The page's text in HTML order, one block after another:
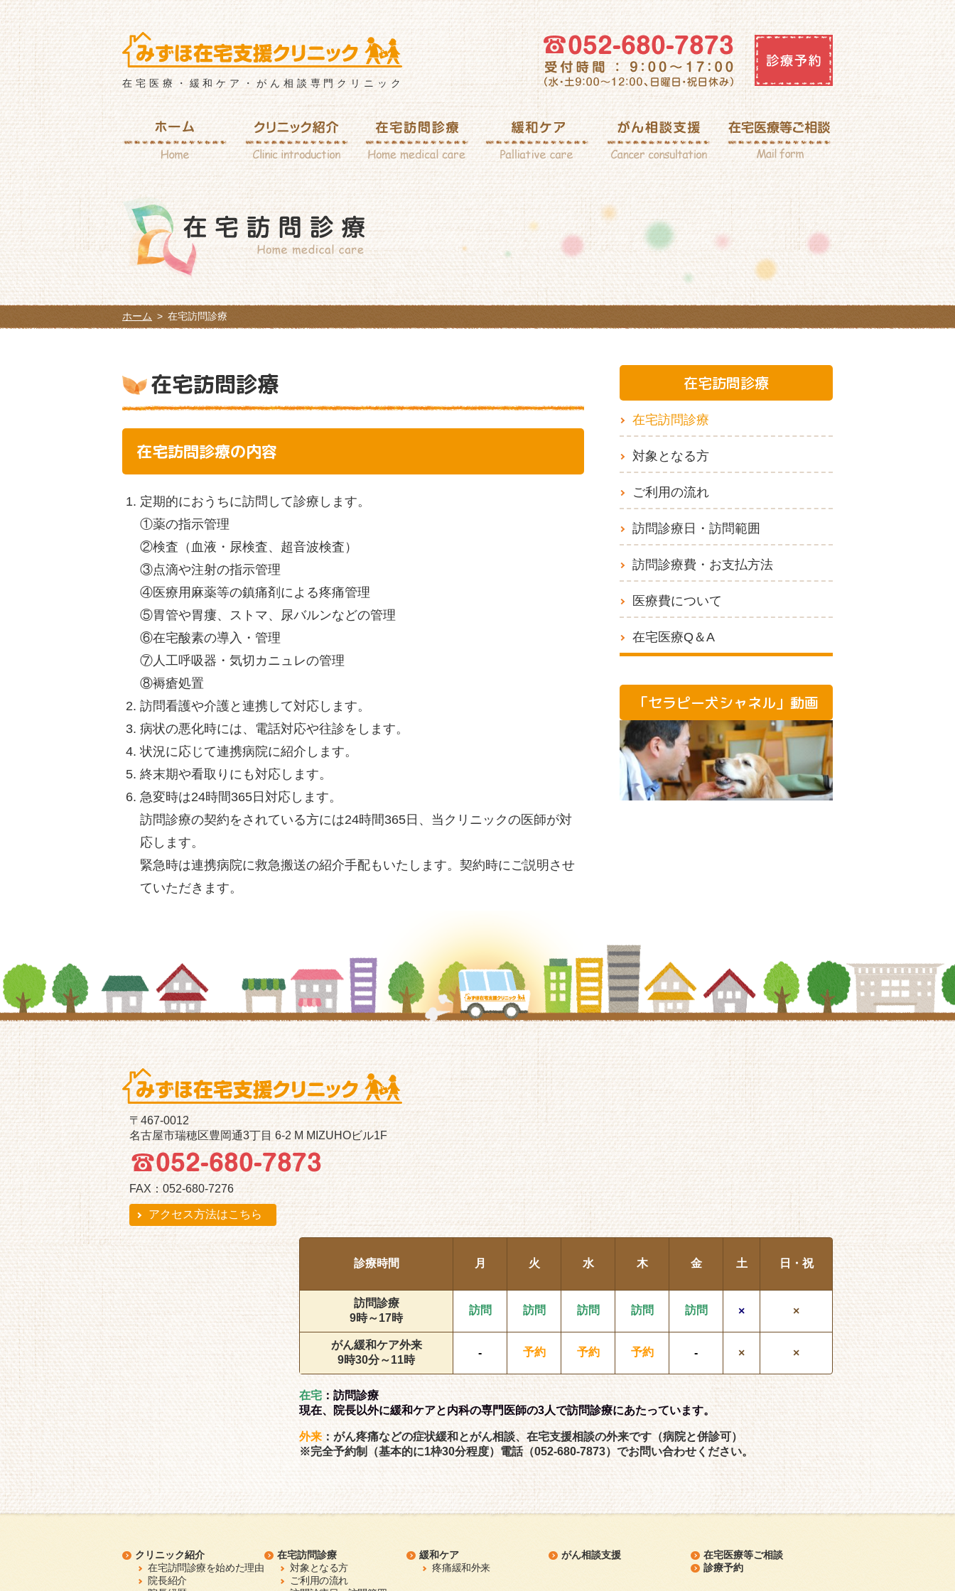
在宅医療・緩和ケア・がん相談専門クリニック
ホーム > 在宅訪問診療
在宅訪問診療
在宅訪問診療の内容
定期的におうちに訪問して診療します。
①薬の指示管理
②検査（血液・尿検査、超音波検査）
③点滴や注射の指示管理
④医療用麻薬等の鎮痛剤による疼痛管理
⑤胃管や胃瘻、ストマ、尿バルンなどの管理
⑥在宅酸素の導入・管理
⑦人工呼吸器・気切カニュレの管理
⑧褥瘡処置
訪問看護や介護と連携して対応します。
病状の悪化時には、電話対応や往診をします。
状況に応じて連携病院に紹介します。
終末期や看取りにも対応します。
急変時は24時間365日対応します。
訪問診療の契約をされている方には24時間365日、当クリニックの医師が対
応します。
緊急時は連携病院に救急搬送の紹介手配もいたします。契約時にご説明させ
ていただきます。
在宅訪問診療
在宅訪問診療
対象となる方
ご利用の流れ
訪問診療日・ 訪問範囲
訪問診療費・ お支払方法
医療費について
在宅医療Q＆A
「セラピー犬シャネル」動画
〒467-0012
名古屋市瑞穂区豊岡通3丁目 6-2 M MIZUHOビル1F
FAX：052-680-7276
アクセス方法はこちら
診療時間 月 火 水 木 金 土 日・祝
訪問診療
9時～17時
訪問 訪問 訪問 訪問 訪問 × ×
がん緩和ケア外来
9時30分～11時
- 予約 予約 予約 - × ×
在宅 ：訪問診療
現在、院長以外に緩和ケアと内科の専門医師の3人で訪問診療にあたっています。
外来 ：がん疼痛などの症状緩和とがん相談、在宅支援相談の外来です（病院と併診可）
※完全予約制（基本的に1枠30分程度）電話（052-680-7873）でお問い合わせください。
クリニック紹介
在宅訪問診療を始めた理由
院長紹介
在宅訪問診療
対象となる方
ご利用の流れ
緩和ケア
疼痛緩和外来
がん相談支援
在宅医療等ご相談
診療予約